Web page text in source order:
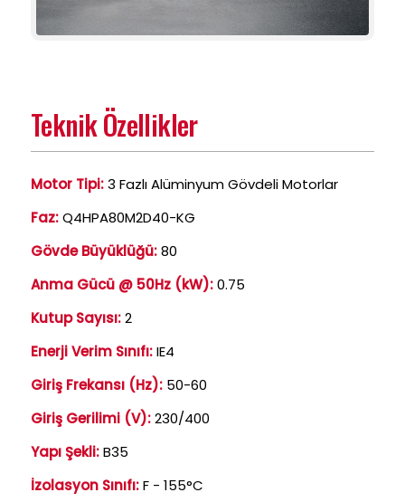
Teknik Özellikler
Motor Tipi:3 Fazlı Alüminyum Gövdeli Motorlar
Faz:Q4HPA80M2D40-KG
Gövde Büyüklüğü:80
Anma Gücü @ 50Hz (kW):0.75
Kutup Sayısı:2
Enerji Verim Sınıfı:IE4
Giriş Frekansı (Hz): 50-60
Giriş Gerilimi (V):230/400
Yapı Şekli:B35
İzolasyon Sınıfı:F - 155°C